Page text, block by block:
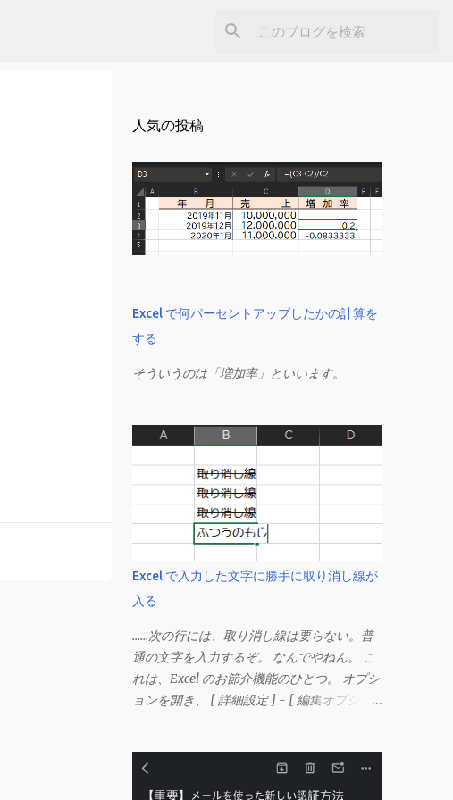
人気の投稿
Excel で何パーセントアップしたかの計算を
する
そういうのは「増加率」といいます。
Excel で入力した文字に勝手に取り消し線が
入る
……次の行には、取り消し線は要らない。普
通の文字を入力するぞ。 なんでやねん。 こ
れは、Excel のお節介機能のひとつ。 オプシ
ョンを開き、 [ 詳細設定 ] - [ 編集オプショ
能は、同じ形式（この場合は取り消し線）が
3 行以上続いた際、次のセルにも自動的に同